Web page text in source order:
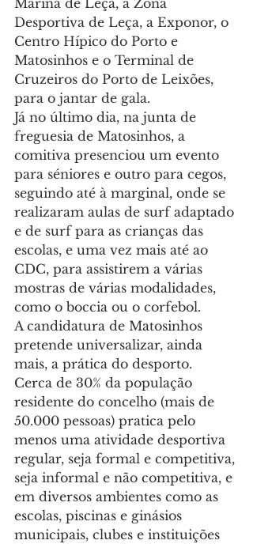
Marina de Leça, a Zona
Desportiva de Leça, a Exponor, o
Centro Hípico do Porto e
Matosinhos e o Terminal de
Cruzeiros do Porto de Leixões,
para o jantar de gala.
Já no último dia, na junta de
freguesia de Matosinhos, a
comitiva presenciou um evento
para séniores e outro para cegos,
seguindo até à marginal, onde se
realizaram aulas de surf adaptado
e de surf para as crianças das
escolas, e uma vez mais até ao
CDC, para assistirem a várias
mostras de várias modalidades,
como o boccia ou o corfebol.
A candidatura de Matosinhos
pretende universalizar, ainda
mais, a prática do desporto.
Cerca de 30% da população
residente do concelho (mais de
50.000 pessoas) pratica pelo
menos uma atividade desportiva
regular, seja formal e competitiva,
seja informal e não competitiva, e
em diversos ambientes como as
escolas, piscinas e ginásios
municipais, clubes e instituições